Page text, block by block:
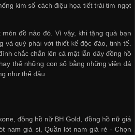
kim số cách điệu họa tiết trái tim ngọt
đồ nào đó. Vì vậy, khi tặng quà bạn
và quý phái với thiết kế độc đáo, tinh tế.
chắc chắn lên cả mặt lẫn dây đồng hồ
thế những con số bằng những viên đá
như thế đâu.
đồng hồ nữ BH Gold, đồng hồ nữ giá
nam giá sỉ, Quần lót nam giá rẻ - Chọn